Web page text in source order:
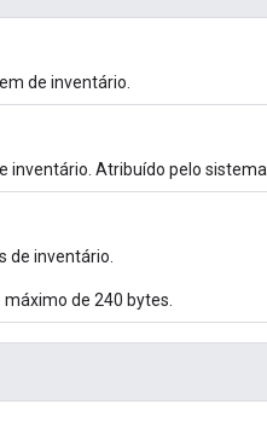
de inventário.
inventário. Atribuído pelo sistema.
de inventário.
de 240 bytes.